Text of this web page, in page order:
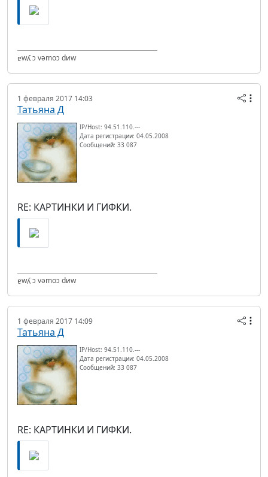
ɐwʎ ɔ vǝmоɔ dиw
1 февраля 2017 14:03
Татьяна Д
IP/Host: 94.51.110.---
Дата регистрации: 04.05.2008
Сообщений: 33 087
RE: КАРТИНКИ И ГИФКИ.
ɐwʎ ɔ vǝmоɔ dиw
1 февраля 2017 14:09
Татьяна Д
IP/Host: 94.51.110.---
Дата регистрации: 04.05.2008
Сообщений: 33 087
RE: КАРТИНКИ И ГИФКИ.